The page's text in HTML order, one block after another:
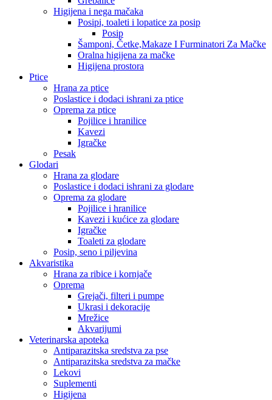
Higijena i nega mačaka
Posipi, toaleti i lopatice za posip
Posip
Šamponi, Četke,Makaze I Furminatori Za Mačke
Oralna higijena za mačke
Higijena prostora
Ptice
Hrana za ptice
Poslastice i dodaci ishrani za ptice
Oprema za ptice
Pojilice i hranilice
Kavezi
Igračke
Pesak
Glodari
Hrana za glodare
Poslastice i dodaci ishrani za glodare
Oprema za glodare
Pojilice i hranilice
Kavezi i kućice za glodare
Igračke
Toaleti za glodare
Posip, seno i piljevina
Akvaristika
Hrana za ribice i kornjače
Oprema
Grejači, filteri i pumpe
Ukrasi i dekoracije
Mrežice
Akvarijumi
Veterinarska apoteka
Antiparazitska sredstva za pse
Antiparazitska sredstva za mačke
Lekovi
Suplementi
Higijena